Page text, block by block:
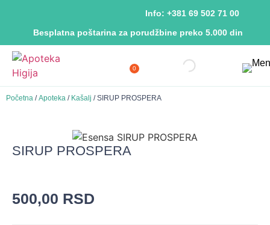
Besplatna poštarina za porudžbine preko 5.000 din
Info: +381 69 502 71 00
0
Početna /Apoteka / Kašalj / SIRUP PROSPERA
SIRUP PROSPERA
500,00 RSD